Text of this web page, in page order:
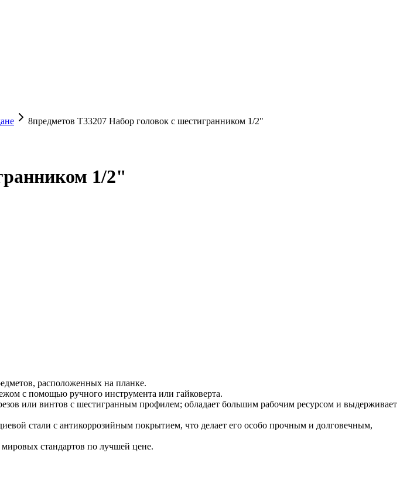
8предметов T33207 Набор головок с шестигранником 1/2"
1/2"
расположенных на планке.
с помощью ручного инструмента или гайковерта.
или винтов с шестигранным профилем; обладает большим рабочим ресурсом и выдерживает
стали с антикоррозийным покрытием, что делает его особо прочным и долговечным,
стандартов по лучшей цене.